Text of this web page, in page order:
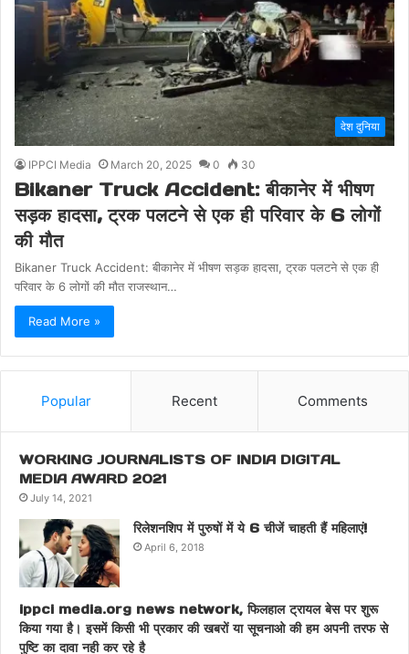
देश दुनिया
IPPCI Media March 20, 2025 0 30
Bikaner Truck Accident: बीकानेर में भीषण
सड़क हादसा, ट्रक पलटने से एक ही परिवार के 6 लोगों
की मौत
Bikaner Truck Accident: बीकानेर में भीषण सड़क हादसा, ट्रक पलटने से एक ही
परिवार के 6 लोगों की मौत राजस्थान…
Read More »
Popular Recent Comments
WORKING JOURNALISTS OF INDIA DIGITAL
MEDIA AWARD 2021
July 14, 2021
रिलेशनशिप में पुरुषों में ये 6 चीजें चाहती हैं महिलाएं!
April 6, 2018
ippci media.org news network, फिलहाल ट्रायल बेस पर शुरू
किया गया है। इसमें किसी भी प्रकार की खबरों या सूचनाओ की हम अपनी तरफ से
पुष्टि का दावा नही कर रहे है